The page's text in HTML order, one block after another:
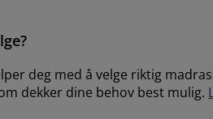
deg med å velge riktig
dekker dine behov best mulig.